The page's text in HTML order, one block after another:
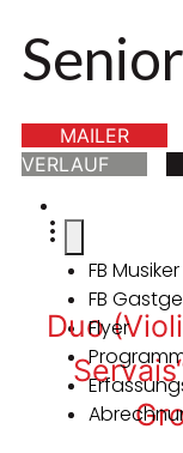
MAILER
VERLAUF
FB Musiker
FB
Flyer
Duo